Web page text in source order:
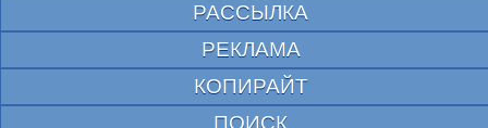
РАССЫЛКА
РЕКЛАМА
КОПИРАЙТ